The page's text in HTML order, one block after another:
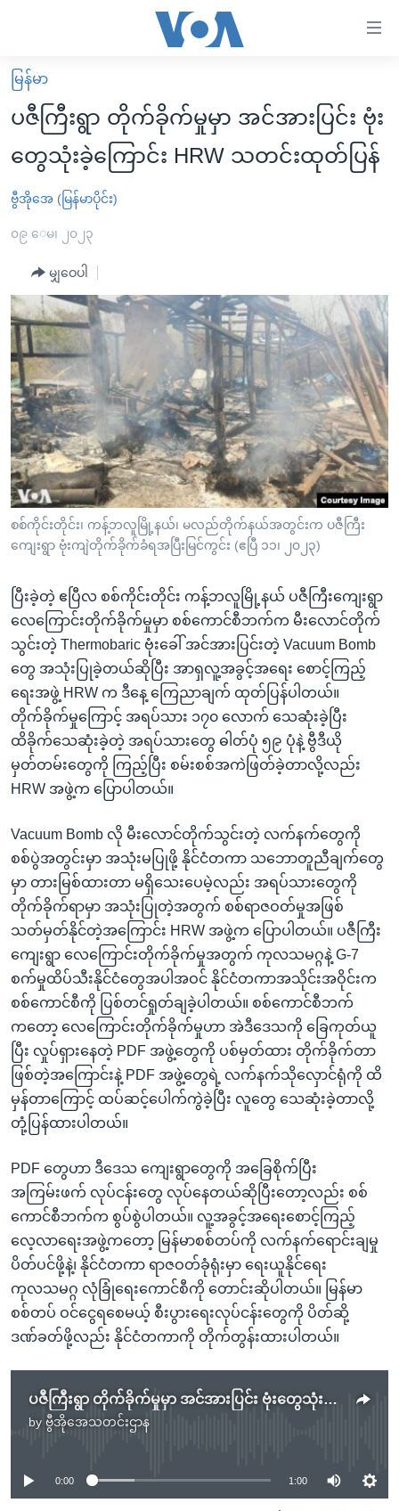
လွယ်ကူ
စေ
Link
များ
ပင်မ
ကျော်
ကြည့်
ရန်
ပင်မ
အ
ညွန်း
စာမျက်နှာ
သို့
ကျော်
ကြည့်
ရန်
ရန်
နေရာ
သို့
ကျော်
ရန်
မူလစာမျက်နှာ
မြန်မာ
ကမ္ဘာ့သတင်းများ
နိုင်ငံတကာ
အစ္စရေး-ပါလက်စတိုင်း
ဗွီဒီယို
အင်္ဂလိပ်စာလေ့လာမယ်
အမေရိကန်သုံးအီဒီယံ
မကြေးမုံရဲ့ အင်္ဂလိပ်စာ
ရုပ်ရှင်ထဲက အင်္ဂလိပ်စာ
သုတပဒေသာ အင်္ဂလိပ်စာ
အပတ်စဉ်ကဏ္ဍများ
ရေဒီယို
တီဗွီ
ရေဒီယိုနှင့်ရုပ်သံ အချက်အလက်များ
ရေဒီယို/တီဗွီအစီအစဉ်
Learning English
ဗွီအိုအေ လူမှုကွန်ယက်များ
မြန်မာ
ပဇီကြီးရွာ တိုက်ခိုက်မှုမှာ အင်အားပြင်း ဗုံး
တွေသုံးခဲ့ကြောင်း HRW သတင်းထုတ်ပြန်
ဗွီအိုအေ (မြန်မာပိုင်း)
၀၉ ေမ၊ ၂၀၂၃
မျှဝေပါ
စစ်ကိုင်းတိုင်း၊ ကန့်ဘလူမြို့နယ်၊ မလည်တိုက်နယ်အတွင်းက ပဇီကြီး
ကျေးရွာ ဗုံးကျဲတိုက်ခိုက်ခံရအပြီးမြင်ကွင်း (ဧပြီ ၁၁၊ ၂၀၂၃)
ပြီးခဲ့တဲ့ ဧပြီလ စစ်ကိုင်းတိုင်း ကန့်ဘလူမြို့နယ် ပဇီကြီးကျေးရွာ
လေကြောင်းတိုက်ခိုက်မှုမှာ စစ်ကောင်စီဘက်က မီးလောင်တိုက်
သွင်းတဲ့ Thermobaric ဗုံးခေါ် အင်အားပြင်းတဲ့ Vacuum Bomb
တွေ အသုံးပြုခဲ့တယ်ဆိုပြီး အာရှလူ့အခွင့်အရေး စောင့်ကြည့်
ရေးအဖွဲ့ HRW က ဒီနေ့ ကြေညာချက် ထုတ်ပြန်ပါတယ်။
တိုက်ခိုက်မှုကြောင့် အရပ်သား ၁၇၀ လောက် သေဆုံးခဲ့ပြီး
ထိခိုက်သေဆုံးခဲ့တဲ့ အရပ်သားတွေ ဓါတ်ပုံ ၅၉ ပုံနဲ့ ဗွီဒီယို
မှတ်တမ်းတွေကို ကြည့်ပြီး စမ်းစစ်အကဲဖြတ်ခဲ့တာလို့လည်း
HRW အဖွဲ့က ပြောပါတယ်။
Vacuum Bomb လို မီးလောင်တိုက်သွင်းတဲ့ လက်နက်တွေကို
စစ်ပွဲအတွင်းမှာ အသုံးမပြုဖို့ နိုင်ငံတကာ သဘောတူညီချက်တွေ
မှာ တားမြစ်ထားတာ မရှိသေးပေမဲ့လည်း အရပ်သားတွေကို
တိုက်ခိုက်ရာမှာ အသုံးပြုတဲ့အတွက် စစ်ရာဇဝတ်မှုအဖြစ်
သတ်မှတ်နိုင်တဲ့အကြောင်း HRW အဖွဲ့က ပြောပါတယ်။ ပဇီကြီး
ကျေးရွာ လေကြောင်းတိုက်ခိုက်မှုအတွက် ကုလသမဂ္ဂနဲ့ G-7
စက်မှုထိပ်သီးနိုင်ငံတွေအပါအဝင် နိုင်ငံတကာအသိုင်းအဝိုင်းက
စစ်ကောင်စီကို ပြစ်တင်ရှုတ်ချခဲ့ပါတယ်။ စစ်ကောင်စီဘက်
ကတော့ လေကြောင်းတိုက်ခိုက်မှုဟာ အဲဒီဒေသကို ခြေကုတ်ယူ
ပြီး လှုပ်ရှားနေတဲ့ PDF အဖွဲ့တွေကို ပစ်မှတ်ထား တိုက်ခိုက်တာ
ဖြစ်တဲ့အကြောင်းနဲ့ PDF အဖွဲ့တွေရဲ့ လက်နက်သိုလှောင်ရုံကို ထိ
မှန်တာကြောင့် ထပ်ဆင့်ပေါက်ကွဲခဲ့ပြီး လူတွေ သေဆုံးခဲ့တာလို့
တုံ့ပြန်ထားပါတယ်။
PDF တွေဟာ ဒီဒေသ ကျေးရွာတွေကို အခြေစိုက်ပြီး
အကြမ်းဖက် လုပ်ငန်းတွေ လုပ်နေတယ်ဆိုပြီးတော့လည်း စစ်
ကောင်စီဘက်က စွပ်စွဲပါတယ်။ လူ့အခွင့်အရေးစောင့်ကြည့်
လေ့လာရေးအဖွဲ့ကတော့ မြန်မာစစ်တပ်ကို လက်နက်ရောင်းချမှု
ပိတ်ပင်ဖို့နဲ့၊ နိုင်ငံတကာ ရာဇဝတ်ခုံရုံးမှာ ရေးယူနိုင်ရေး
ကုလသမဂ္ဂ လုံခြုံရေးကောင်စီကို တောင်းဆိုပါတယ်။ မြန်မာ
စစ်တပ် ဝင်ငွေရစေမယ့် စီးပွားရေးလုပ်ငန်းတွေကို ပိတ်ဆို့
ဒဏ်ခတ်ဖို့လည်း နိုင်ငံတကာကို တိုက်တွန်းထားပါတယ်။
ပဇီကြီးရွာ တိုက်ခိုက်မှုမှာ အင်အားပြင်း ဗုံးတွေသုံးခဲ့ကြောင်း HRW သတင်းထုတ်ပြန်
by ဗွီအိုအေသတင်းဌာန
No media source currently available
0:00 1:00